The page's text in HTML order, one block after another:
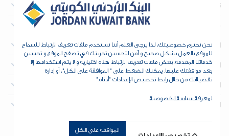
نبذة عن البنك
معلومات تهم المستثمرين
العقارات
الخزينة والمؤسسات المالية
الأدوات والدعم
للتواصل
حقوق الطبع والنشر © 2026 البنك الأردني الكويتي - جميع الحقوق
نحن نحترم خصوصيتك، لذا يرجى العلم أننا نستخدم ملفات تعريف الارتباط للسماح
للموقع بالعمل بشكل صحيح و آمن لتحسين تجربتك في تصفح الموقع و تحسين
خدماتنا المقدمة. بعض ملفات تعريف الارتباط هذه اختيارية و لا يتم استخدامها إلا
بعد موافقتك عليها. يمكنك الضغط على " الموافقة على الكل"، أو إدارة
تفضيلاتك من خلال رابط تخصيص الإعدادات "أدناه."
لمعرفة سياسة الخصوصية.
الموافقة على الكل